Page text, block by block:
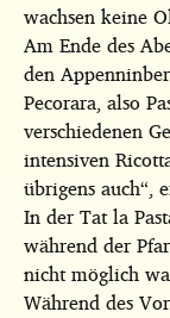
wachsen keine
Am Ende des
den
Pecorara, also
verschiedenen
intensiven
übrigens auch“,
In der Tat la
während der
nicht möglich
Während des